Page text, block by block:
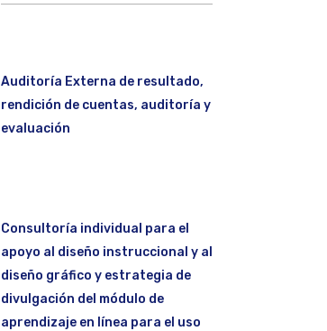
Auditoría Externa de resultado,
rendición de cuentas, auditoría y
evaluación
Consultoría individual para el
apoyo al diseño instruccional y al
diseño gráfico y estrategia de
divulgación del módulo de
aprendizaje en línea para el uso